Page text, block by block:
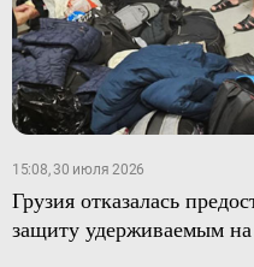
15:08, 30 июля 2026
Грузия отказалась
защиту удерживаемым